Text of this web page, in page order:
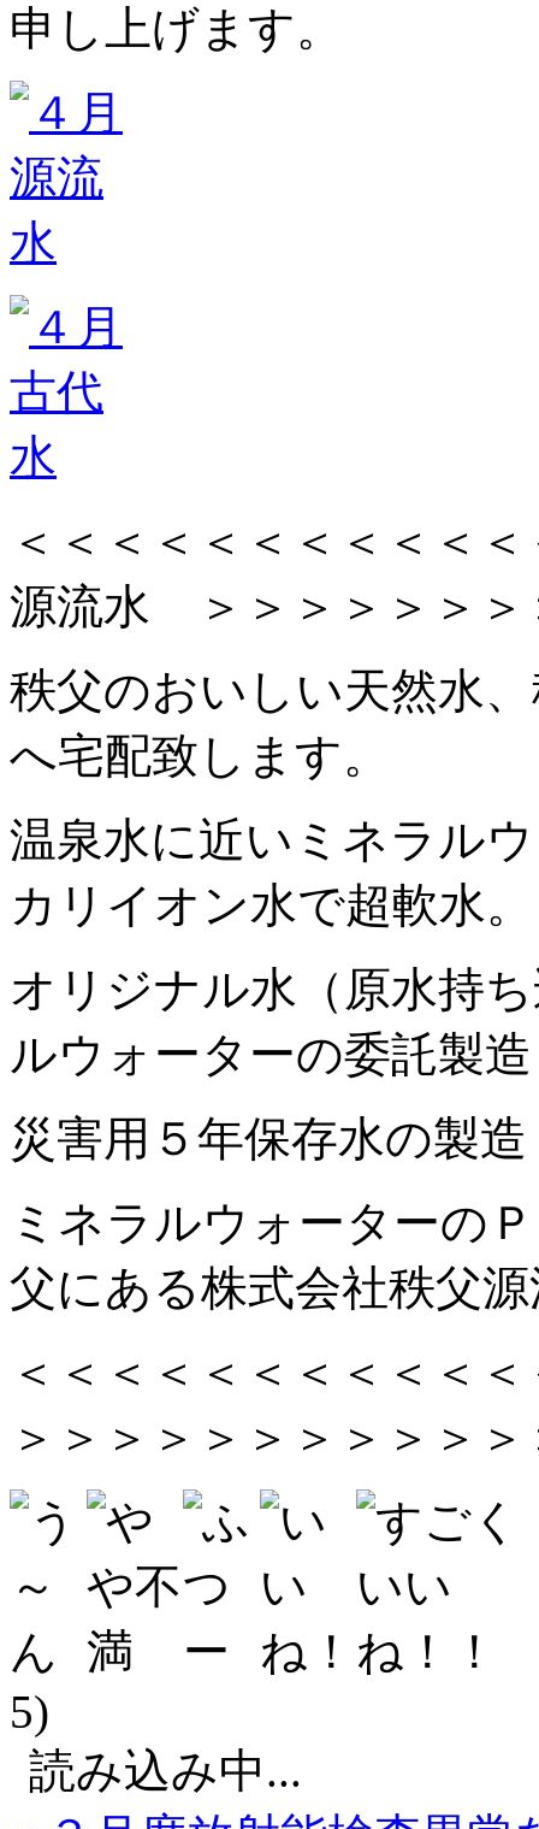
申し上げます。
＜＜＜＜＜＜＜＜＜＜
源流水 ＞＞＞＞＞＞＞
秩父のおいしい天然水
へ宅配致します。
温泉水に近いミネラル
カリイオン水で超軟水。
オリジナル水（原水持
ルウォーターの委託製
災害用５年保存水の製
ミネラルウォーターの
父にある株式会社秩父
＜＜＜＜＜＜＜＜＜＜
＞＞＞＞＞＞＞＞＞＞
5)
読み込み中...